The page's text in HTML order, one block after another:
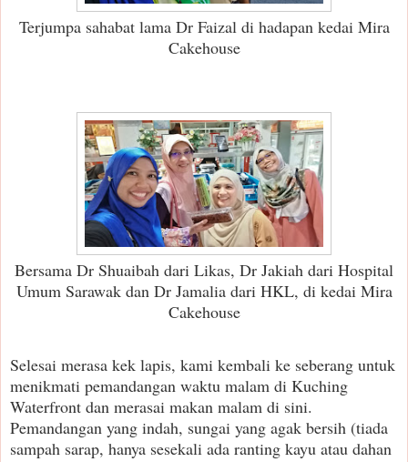
Terjumpa sahabat lama Dr Faizal di hadapan kedai Mira
Cakehouse
Bersama Dr Shuaibah dari Likas, Dr Jakiah dari Hospital
Umum Sarawak dan Dr Jamalia dari HKL, di kedai Mira
Cakehouse
Selesai merasa kek lapis, kami kembali ke seberang untuk
menikmati pemandangan waktu malam di Kuching
Waterfront dan merasai makan malam di sini.
Pemandangan yang indah, sungai yang agak bersih (tiada
sampah sarap, hanya sesekali ada ranting kayu atau dahan